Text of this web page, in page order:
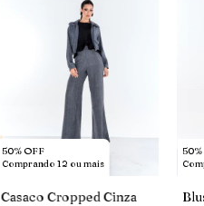
50% OFF
Comprando 12 ou mais
Casaco Cropped Cinza